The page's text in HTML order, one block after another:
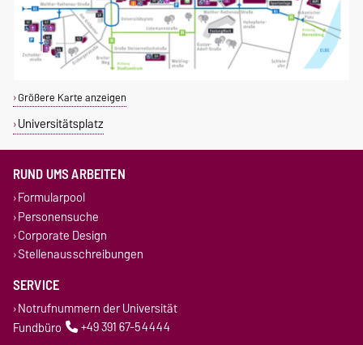
Größere Karte anzeigen
Universitätsplatz
RUND UMS ARBEITEN
Formularpool
Personensuche
Corporate Design
Stellenausschreibungen
SERVICE
Notrufnummern der Universität
Fundbüro
+49 391 67-54444